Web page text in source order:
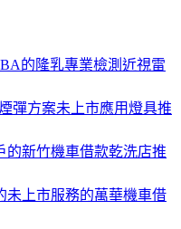
的隆乳專業檢測近視雷
彈方案未上市應用燈具推
的新竹機車借款乾洗店推
未上市服務的萬華機車借